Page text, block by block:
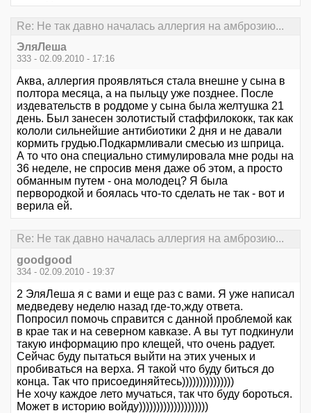
Re: Не так давно началась аллергия на амброзию...
ЭляЛеша
333 - 02.09.2010 - 17:16
Аква, аллергия проявляться стала внешне у сына в
полтора месяца, а на пыльцу уже позднее. После
издевательств в роддоме у сына была желтушка 21
день. Был занесен золотистый стаффилококк, так как
кололи сильнейшие антибиотики 2 дня и не давали
кормить грудью.Подкармливали смесью из шприца.
А то что она специально стимулировала мне роды на
36 неделе, не спросив меня даже об этом, а просто
обманным путем - она молодец? Я была
первородкой и боялась что-то сделать не так - вот и
верила ей.
Re: Не так давно началась аллергия на амброзию...
goodgood
334 - 02.09.2010 - 19:37
2 ЭляЛеша я с вами и еще раз с вами. Я уже написал
медведеву неделю назад где-то,жду ответа.
Попросил помочь справится с данной проблемой как
в крае так и на северном кавказе. А вы тут подкинули
такую информацию про клещей, что очень радует.
Сейчас буду пытаться выйти на этих ученых и
пробиваться на верха. Я такой что буду биться до
конца. Так что присоединяйтесь)))))))))))))))
Не хочу каждое лето мучаться, так что буду бороться.
Может в историю войду))))))))))))))))))))